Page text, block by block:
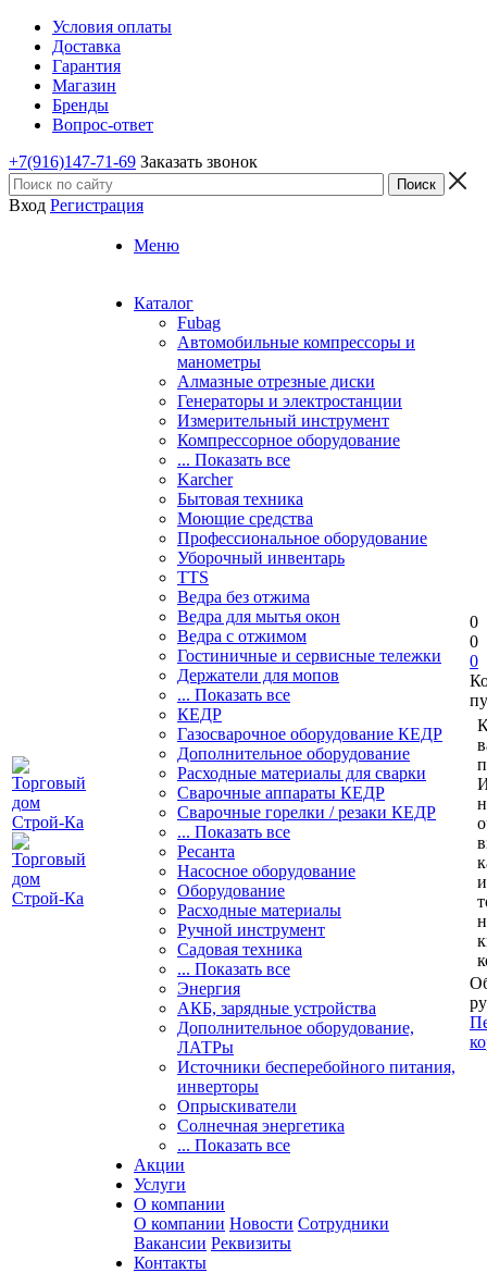
Условия оплаты
Доставка
Гарантия
Магазин
Бренды
Вопрос-ответ
+7(916)147-71-69 Заказать звонок
Вход Регистрация
Меню
Каталог
Fubag
Автомобильные компрессоры и
манометры
Алмазные отрезные диски
Генераторы и электростанции
Измерительный инструмент
Компрессорное оборудование
... Показать все
Karcher
Бытовая техника
Моющие средства
Профессиональное оборудование
Уборочный инвентарь
TTS
Ведра без отжима
Ведра для мытья окон
Ведра с отжимом
Гостиничные и сервисные тележки
Держатели для мопов
... Показать все
КЕДР
Газосварочное оборудование КЕДР
Дополнительное оборудование
Расходные материалы для сварки
Сварочные аппараты КЕДР
Сварочные горелки / резаки КЕДР
... Показать все
Ресанта
Насосное оборудование
Оборудование
Расходные материалы
Ручной инструмент
Садовая техника
... Показать все
Энергия
АКБ, зарядные устройства
Дополнительное оборудование,
ЛАТРы
Источники бесперебойного питания,
инверторы
Опрыскиватели
Солнечная энергетика
... Показать все
Акции
Услуги
О компании
О компании Новости Сотрудники
Вакансии Реквизиты
Контакты
0
0
0